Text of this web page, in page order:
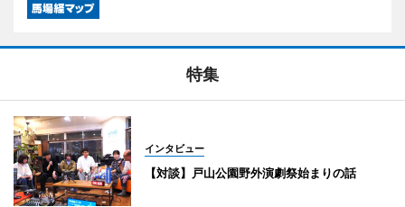
特集
インタビュー
【対談】戸山公園野外演劇祭始まりの話